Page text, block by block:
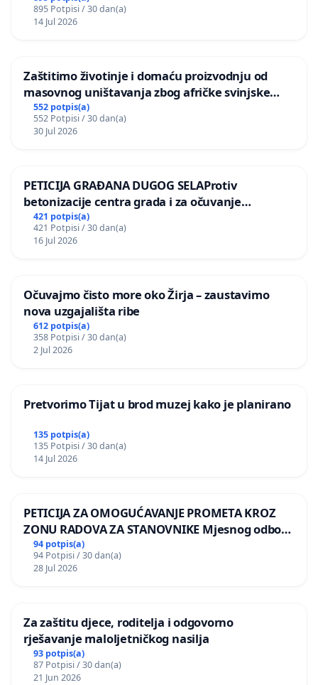
895 Potpisi / 30 dan(a)
14 Jul 2026
Zaštitimo životinje i domaću proizvodnju od
masovnog uništavanja zbog afričke svinjske
kuge
552 potpis(a)
552 Potpisi / 30 dan(a)
30 Jul 2026
PETICIJA GRAĐANA DUGOG SELAProtiv
betonizacije centra grada i za očuvanje
postojećih zelenih površina i odraslih stabala pri
donošenju izmjena urbanističkog plana
421 potpis(a)
421 Potpisi / 30 dan(a)
16 Jul 2026
Očuvajmo čisto more oko Žirja – zaustavimo
nova uzgajališta ribe
612 potpis(a)
358 Potpisi / 30 dan(a)
2 Jul 2026
Pretvorimo Tijat u brod muzej kako je planirano
135 potpis(a)
135 Potpisi / 30 dan(a)
14 Jul 2026
PETICIJA ZA OMOGUĆAVANJE PROMETA KROZ
ZONU RADOVA ZA STANOVNIKE Mjesnog odbora
Kamensko i Lemić Brdo
94 potpis(a)
94 Potpisi / 30 dan(a)
28 Jul 2026
Za zaštitu djece, roditelja i odgovorno
rješavanje maloljetničkog nasilja
93 potpis(a)
87 Potpisi / 30 dan(a)
21 Jun 2026